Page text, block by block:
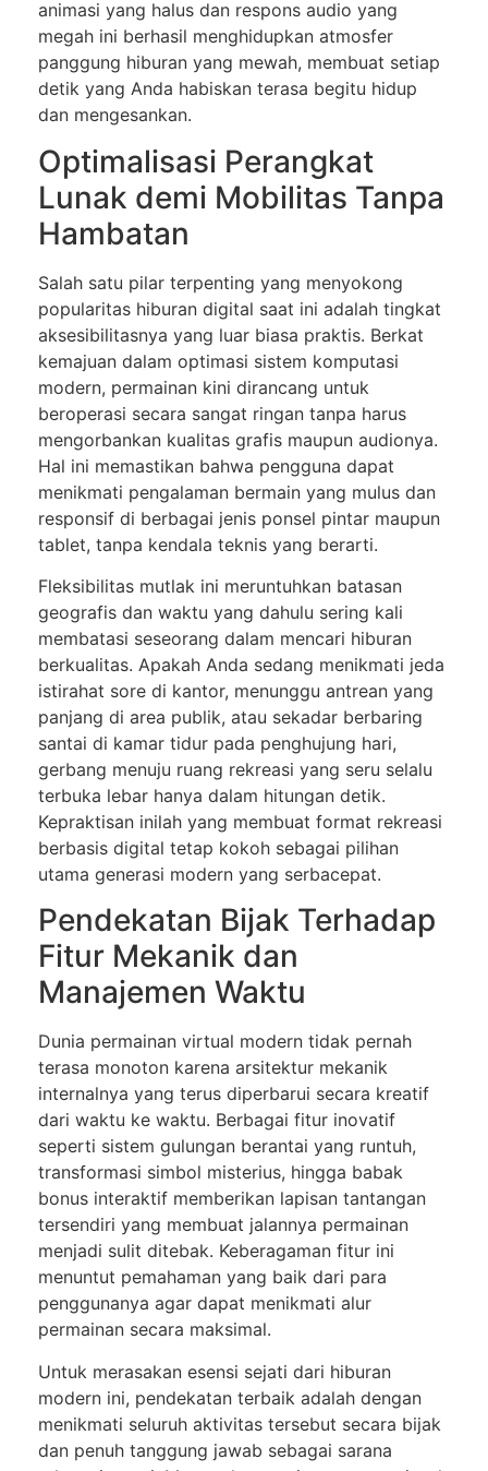
animasi yang halus dan respons audio yang
megah ini berhasil menghidupkan atmosfer
panggung hiburan yang mewah, membuat setiap
detik yang Anda habiskan terasa begitu hidup
dan mengesankan.
Optimalisasi Perangkat
Lunak demi Mobilitas Tanpa
Hambatan
Salah satu pilar terpenting yang menyokong
popularitas hiburan digital saat ini adalah tingkat
aksesibilitasnya yang luar biasa praktis. Berkat
kemajuan dalam optimasi sistem komputasi
modern, permainan kini dirancang untuk
beroperasi secara sangat ringan tanpa harus
mengorbankan kualitas grafis maupun audionya.
Hal ini memastikan bahwa pengguna dapat
menikmati pengalaman bermain yang mulus dan
responsif di berbagai jenis ponsel pintar maupun
tablet, tanpa kendala teknis yang berarti.
Fleksibilitas mutlak ini meruntuhkan batasan
geografis dan waktu yang dahulu sering kali
membatasi seseorang dalam mencari hiburan
berkualitas. Apakah Anda sedang menikmati jeda
istirahat sore di kantor, menunggu antrean yang
panjang di area publik, atau sekadar berbaring
santai di kamar tidur pada penghujung hari,
gerbang menuju ruang rekreasi yang seru selalu
terbuka lebar hanya dalam hitungan detik.
Kepraktisan inilah yang membuat format rekreasi
berbasis digital tetap kokoh sebagai pilihan
utama generasi modern yang serbacepat.
Pendekatan Bijak Terhadap
Fitur Mekanik dan
Manajemen Waktu
Dunia permainan virtual modern tidak pernah
terasa monoton karena arsitektur mekanik
internalnya yang terus diperbarui secara kreatif
dari waktu ke waktu. Berbagai fitur inovatif
seperti sistem gulungan berantai yang runtuh,
transformasi simbol misterius, hingga babak
bonus interaktif memberikan lapisan tantangan
tersendiri yang membuat jalannya permainan
menjadi sulit ditebak. Keberagaman fitur ini
menuntut pemahaman yang baik dari para
penggunanya agar dapat menikmati alur
permainan secara maksimal.
Untuk merasakan esensi sejati dari hiburan
modern ini, pendekatan terbaik adalah dengan
menikmati seluruh aktivitas tersebut secara bijak
dan penuh tanggung jawab sebagai sarana